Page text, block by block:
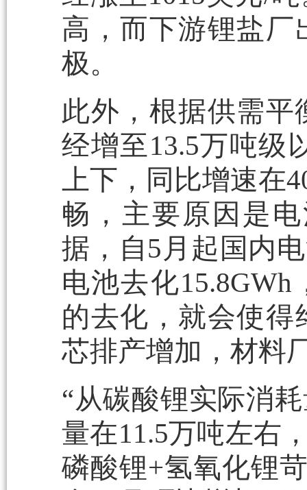
高，而下游锂盐厂
极。
此外，根据供需平
经增至13.5万吨级
上下，同比增速在
畅，主要原因是
据，自5月起国内
电池去化
的去化，就会使
芯排产增加，材料
“从碳酸锂实际消
量在11.5万吨左右
磷酸锂+氢氧化锂